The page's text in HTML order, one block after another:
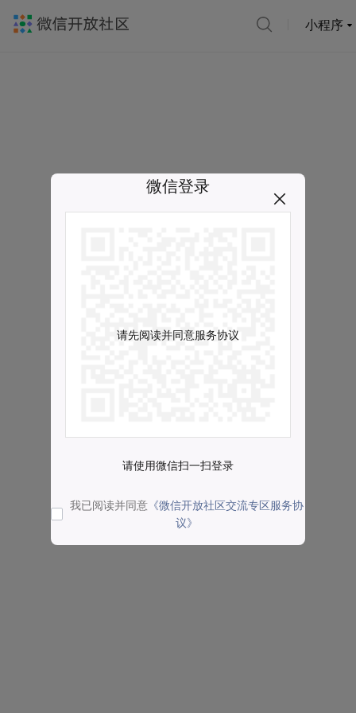
小程序
微信登录
请先阅读并同意服务协议
请使用微信扫一扫登录
我已阅读并同意 《微信开放社区交流专区服务协
议》